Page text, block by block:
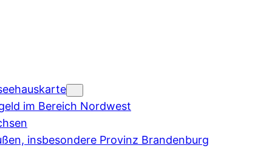
im Bereich Nordwest
insbesondere Provinz Brandenburg